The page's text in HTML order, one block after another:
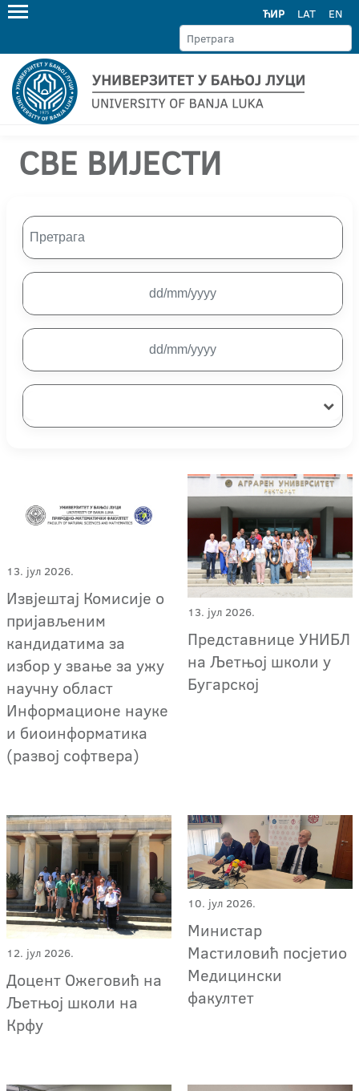
ЋИР LAT EN
СВЕ ВИЈЕСТИ
13. јул 2026.
Извјештај Комисије о
пријављеним
кандидатима за
избор у звање за ужу
научну област
Информационе науке
и биоинформатика
(развој софтвера)
13. јул 2026.
Представнице УНИБЛ
на Љетњој школи у
Бугарској
12. јул 2026.
Доцент Ожеговић на
Љетњој школи на
Крфу
10. јул 2026.
Министар
Мастиловић посјетио
Медицински
факултет